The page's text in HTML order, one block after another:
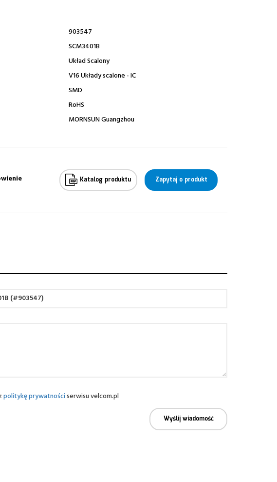
903547
SCM3401B
Układ Scalony
V16 Układy scalone - IC
SMD
RoHS
MORNSUN Guangzhou
Zapytaj o produkt
Katalog produktu
politykę prywatnościserwisu velcom.pl
Wyślij wiadomość